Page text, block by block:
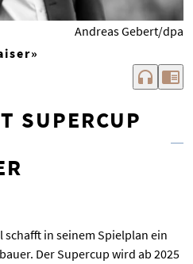
Andreas Gebert/dpa
headphones chrome_reader_mode
SUPERCUP
in seinem Spielplan ein
Der Supercup wird ab 2025